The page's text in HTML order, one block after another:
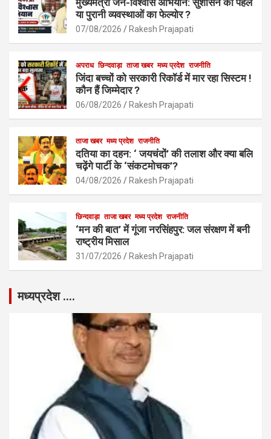
o
o
k
A
p
p
या पुरानी व्यवस्थाओं का फेल्योर ?
07/08/2026 Rakesh Prajapati
अपराध छिन्दवाड़ा ताजा खबर मध्य प्रदेश राजनीति
जिंदा बच्चों को सरकारी रिकॉर्ड में मार रहा सिस्टम !
कौन हैं जिम्मेदार ?
06/08/2026 Rakesh Prajapati
ताजा खबर मध्य प्रदेश राजनीति
दतिया का दहन: ‘ जयचंदों’ की तलाश और क्या बलि
चढ़ेंगे पार्टी के ‘संकटमोचक’?
04/08/2026 Rakesh Prajapati
छिन्दवाड़ा ताजा खबर मध्य प्रदेश राजनीति
‘मन की बात’ में गूंजा नरसिंहपुर: जल संरक्षण में बनी
राष्ट्रीय मिसाल
31/07/2026 Rakesh Prajapati
मध्यप्रदेश ….